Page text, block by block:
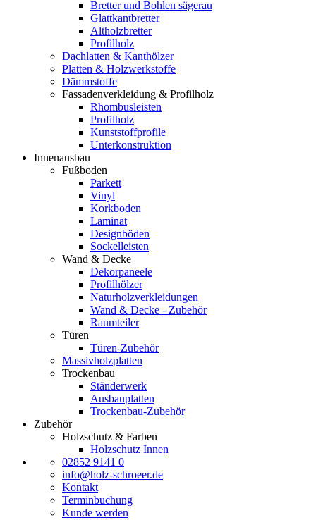
Bretter und Bohlen sägerau
Glattkantbretter
Altholzbretter
Profilholz
Dachlatten & Kanthölzer
Platten & Holzwerkstoffe
Dämmstoffe
Fassadenverkleidung & Profilholz
Rhombusleisten
Profilholz
Kunststoffprofile
Unterkonstruktion
Innenausbau
Fußboden
Parkett
Vinyl
Korkboden
Laminat
Designböden
Sockelleisten
Wand & Decke
Dekorpaneele
Profilhölzer
Naturholzverkleidungen
Wand & Decke - Zubehör
Raumteiler
Türen
Türen-Zubehör
Massivholzplatten
Trockenbau
Ständerwerk
Ausbauplatten
Trockenbau-Zubehör
Zubehör
Holzschutz & Farben
Holzschutz Innen
02852 9141 0
info@holz-schroeer.de
Kontakt
Terminbuchung
Kunde werden